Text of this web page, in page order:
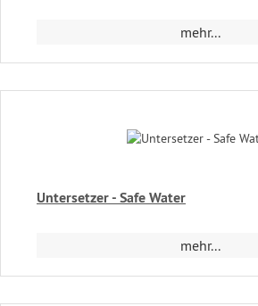
mehr...
Untersetzer - Safe Water
mehr...